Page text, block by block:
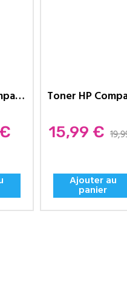
Toner HP Compatible 203A...
Prix
15,99 €
Ajouter au
panier